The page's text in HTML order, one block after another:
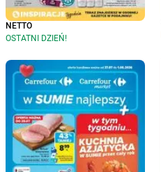
NETTO
OSTATNI DZIEŃ!